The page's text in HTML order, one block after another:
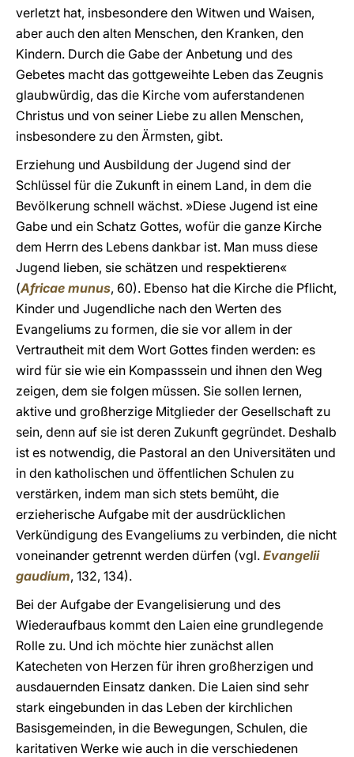
verletzt hat, insbesondere den Witwen und Waisen,
aber auch den alten Menschen, den Kranken, den
Kindern. Durch die Gabe der Anbetung und des
Gebetes macht das gottgeweihte Leben das Zeugnis
glaubwürdig, das die Kirche vom auferstandenen
Christus und von seiner Liebe zu allen Menschen,
insbesondere zu den Ärmsten, gibt.
Erziehung und Ausbildung der Jugend sind der
Schlüssel für die Zukunft in einem Land, in dem die
Bevölkerung schnell wächst. »Diese Jugend ist eine
Gabe und ein Schatz Gottes, wofür die ganze Kirche
dem Herrn des Lebens dankbar ist. Man muss diese
Jugend lieben, sie schätzen und respektieren«
(Africae munus, 60). Ebenso hat die Kirche die Pflicht,
Kinder und Jugendliche nach den Werten des
Evangeliums zu formen, die sie vor allem in der
Vertrautheit mit dem Wort Gottes finden werden: es
wird für sie wie ein Kompasssein und ihnen den Weg
zeigen, dem sie folgen müssen. Sie sollen lernen,
aktive und großherzige Mitglieder der Gesellschaft zu
sein, denn auf sie ist deren Zukunft gegründet. Deshalb
ist es notwendig, die Pastoral an den Universitäten und
in den katholischen und öffentlichen Schulen zu
verstärken, indem man sich stets bemüht, die
erzieherische Aufgabe mit der ausdrücklichen
Verkündigung des Evangeliums zu verbinden, die nicht
voneinander getrennt werden dürfen (vgl. Evangelii
gaudium, 132, 134).
Bei der Aufgabe der Evangelisierung und des
Wiederaufbaus kommt den Laien eine grundlegende
Rolle zu. Und ich möchte hier zunächst allen
Katecheten von Herzen für ihren großherzigen und
ausdauernden Einsatz danken. Die Laien sind sehr
stark eingebunden in das Leben der kirchlichen
Basisgemeinden, in die Bewegungen, Schulen, die
karitativen Werke wie auch in die verschiedenen